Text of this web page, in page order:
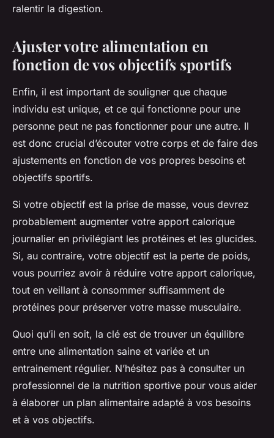
ralentir la digestion.
Ajuster votre alimentation en
fonction de vos objectifs sportifs
Enfin, il est important de souligner que chaque
individu est unique, et ce qui fonctionne pour une
personne peut ne pas fonctionner pour une autre. Il
est donc crucial d’écouter votre corps et de faire des
ajustements en fonction de vos propres besoins et
objectifs sportifs.
Si votre objectif est la prise de masse, vous devrez
probablement augmenter votre apport calorique
journalier en privilégiant les protéines et les glucides.
Si, au contraire, votre objectif est la perte de poids,
vous pourriez avoir à réduire votre apport calorique,
tout en veillant à consommer suffisamment de
protéines pour préserver votre masse musculaire.
Quoi qu’il en soit, la clé est de trouver un équilibre
entre une alimentation saine et variée et un
entrainement régulier. N’hésitez pas à consulter un
professionnel de la nutrition sportive pour vous aider
à élaborer un plan alimentaire adapté à vos besoins
et à vos objectifs.